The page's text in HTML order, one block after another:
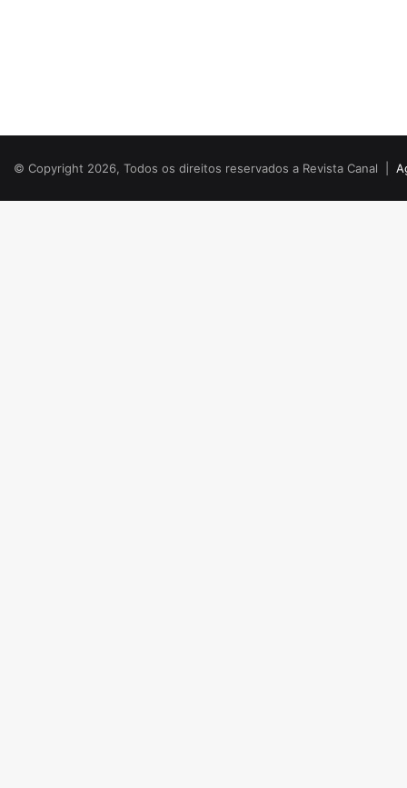
© Copyright 2026, Todos os direitos reservados a Revista Canal |